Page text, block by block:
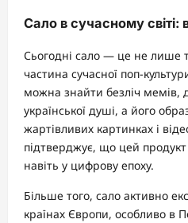
Сало в сучасному світі:
Сьогодні сало — це не лише
частина сучасної поп-
можна знайти безліч мемів,
української душі, а його
жартівливих картинках і
підтверджує, що цей
навіть у цифрову епоху.
Більше того, сало активно
країнах Європи, особливо в